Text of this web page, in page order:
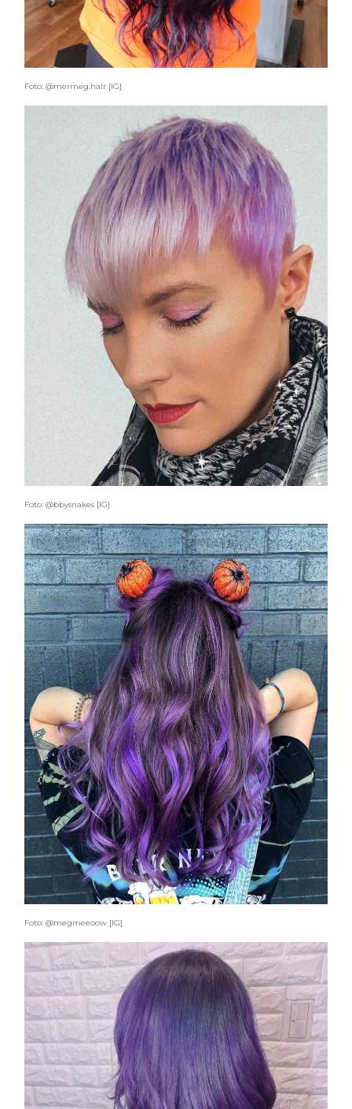
Foto: @mermeg.hair [IG]
Foto: @bbysnakes [IG]
Foto: @megmeeoow [IG]